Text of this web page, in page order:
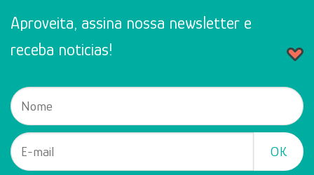
Aproveita, assina nossa newsletter e
receba noticias!